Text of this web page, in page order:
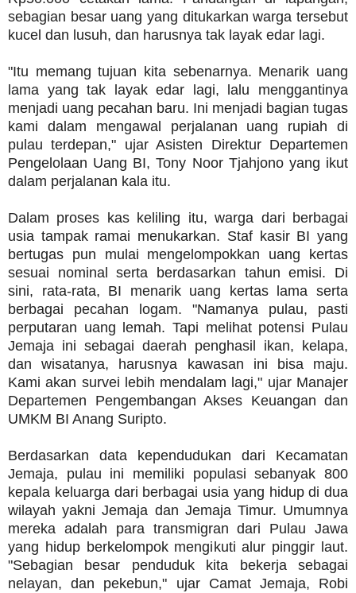
sebagian besar uang yang ditukarkan warga tersebut
kucel dan lusuh, dan harusnya tak layak edar lagi.
"Itu memang tujuan kita sebenarnya. Menarik uang
lama yang tak layak edar lagi, lalu menggantinya
menjadi uang pecahan baru. Ini menjadi bagian tugas
kami dalam mengawal perjalanan uang rupiah di
pulau terdepan," ujar Asisten Direktur Departemen
Pengelolaan Uang BI, Tony Noor Tjahjono yang ikut
dalam perjalanan kala itu.
Dalam proses kas keliling itu, warga dari berbagai
usia tampak ramai menukarkan. Staf kasir BI yang
bertugas pun mulai mengelompokkan uang kertas
sesuai nominal serta berdasarkan tahun emisi. Di
sini, rata-rata, BI menarik uang kertas lama serta
berbagai pecahan logam. "Namanya pulau, pasti
perputaran uang lemah. Tapi melihat potensi Pulau
Jemaja ini sebagai daerah penghasil ikan, kelapa,
dan wisatanya, harusnya kawasan ini bisa maju.
Kami akan survei lebih mendalam lagi," ujar Manajer
Departemen Pengembangan Akses Keuangan dan
UMKM BI Anang Suripto.
Berdasarkan data kependudukan dari Kecamatan
Jemaja, pulau ini memiliki populasi sebanyak 800
kepala keluarga dari berbagai usia yang hidup di dua
wilayah yakni Jemaja dan Jemaja Timur. Umumnya
mereka adalah para transmigran dari Pulau Jawa
yang hidup berkelompok mengikuti alur pinggir laut.
"Sebagian besar penduduk kita bekerja sebagai
nelayan, dan pekebun," ujar Camat Jemaja, Robi